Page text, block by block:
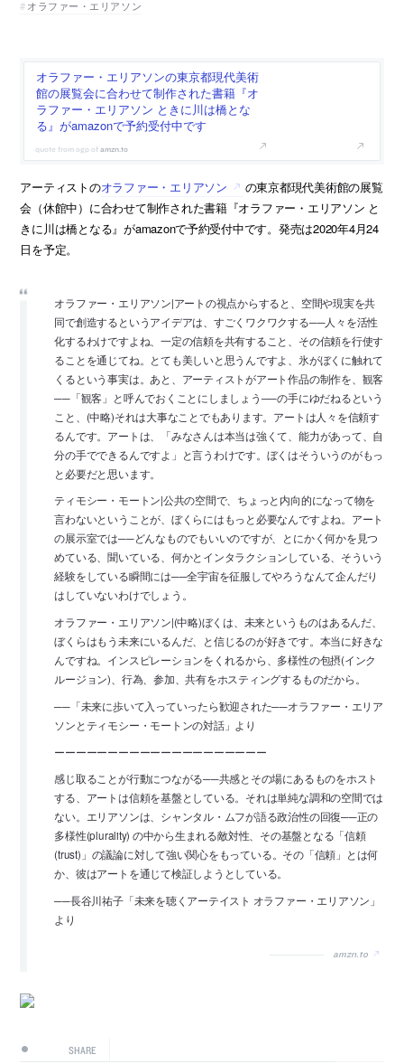
オラファー・エリアソン
オラファー・エリアソンの東京都現代美術
館の展覧会に合わせて制作された書籍『オ
ラファー・エリアソン ときに川は橋とな
る』がamazonで予約受付中です
amzn.to
アーティストのオラファー・エリアソン
の東京都現代美術館の展覧
会（休館中）に合わせて制作された書籍『オラファー・エリアソン と
きに川は橋となる』がamazonで予約受付中です。発売は2020年4月24
日を予定。
オラファー・エリアソン|アートの視点からすると、空間や現実を共
同で創造するというアイデアは、すごくワクワクする──人々を活性
化するわけですよね、一定の信頼を共有すること、その信頼を行使す
ることを通じてね。とても美しいと思うんですよ、氷がぼくに触れて
くるという事実は。あと、アーティストがアート作品の制作を、観客
──「観客」と呼んでおくことにしましょう──の手にゆだねるという
こと、(中略)それは大事なことでもあります。アートは人々を信頼す
るんです。アートは、「みなさんは本当は強くて、能力があって、自
分の手でできるんですよ」と言うわけです。ぼくはそういうのがもっ
と必要だと思います。
ティモシー・モートン|公共の空間で、ちょっと内向的になって物を
言わないということが、ぼくらにはもっと必要なんですよね。アート
の展示室では──どんなものでもいいのですが、とにかく何かを見つ
めている、聞いている、何かとインタラクションしている、そういう
経験をしている瞬間には──全宇宙を征服してやろうなんて企んだり
はしていないわけでしょう。
オラファー・エリアソン|(中略)ぼくは、未来というものはあるんだ、
ぼくらはもう未来にいるんだ、と信じるのが好きです。本当に好きな
んですね。インスピレーションをくれるから、多様性の包摂(インク
ルージョン)、行為、参加、共有をホスティングするものだから。
──「未来に歩いて入っていったら歓迎された──オラファー・エリア
ソンとティモシー・モートンの対話」より
ーーーーーーーーーーーーーーーーーーーー
感じ取ることが行動につながる──共感とその場にあるものをホスト
する、アートは信頼を基盤としている。それは単純な調和の空間では
ない。エリアソンは、シャンタル・ムフが語る政治性の回復──正の
多様性(plurality) の中から生まれる敵対性、その基盤となる「信頼
(trust)」の議論に対して強い関心をもっている。その「信頼」とは何
か、彼はアートを通じて検証しようとしている。
──長谷川祐子「未来を聴くアーテイスト オラファー・エリアソン」
より
amzn.to
SHARE